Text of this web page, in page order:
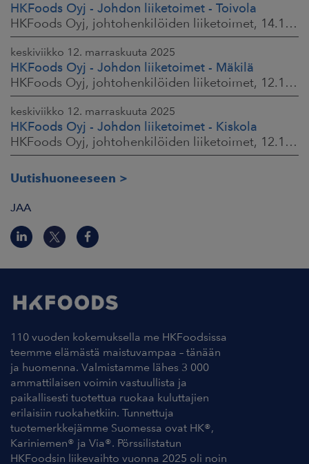
HKFoods Oyj - Johdon liiketoimet - Toivola
HKFoods Oyj, johtohenkilöiden liiketoimet, 14.11.2025 klo 11.30
keskiviikko 12. marraskuuta 2025
HKFoods Oyj - Johdon liiketoimet - Mäkilä
HKFoods Oyj, johtohenkilöiden liiketoimet, 12.11.2025 klo 18.00
keskiviikko 12. marraskuuta 2025
HKFoods Oyj - Johdon liiketoimet - Kiskola
HKFoods Oyj, johtohenkilöiden liiketoimet, 12.11.2025 klo 18.00
Uutishuoneeseen
JAA
110 vuoden kokemuksella me HKFoodsissa
teemme elämästä maistuvampaa – tänään
ja huomenna. Valmistamme lähes 3 000
ammattilaisen voimin vastuullista ja
paikallisesti tuotettua ruokaa kuluttajien
erilaisiin ruokahetkiin. Tunnettuja
tuotemerkkejämme Suomessa ovat HK®,
Kariniemen® ja Via®. Pörssilistatun
HKFoodsin liikevaihto vuonna 2025 oli noin